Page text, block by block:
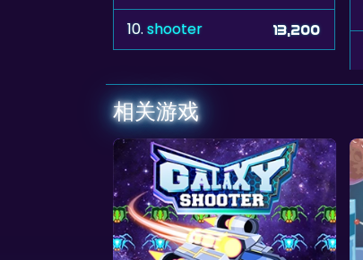
10.shooter 13,200
相关游戏